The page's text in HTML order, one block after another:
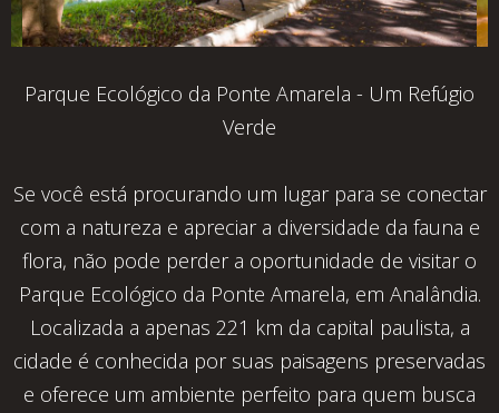
Parque Ecológico da Ponte Amarela - Um Refúgio
Verde
Se você está procurando um lugar para se conectar
com a natureza e apreciar a diversidade da fauna e
flora, não pode perder a oportunidade de visitar o
Parque Ecológico da Ponte Amarela, em Analândia.
Localizada a apenas 221 km da capital paulista, a
cidade é conhecida por suas paisagens preservadas
e oferece um ambiente perfeito para quem busca